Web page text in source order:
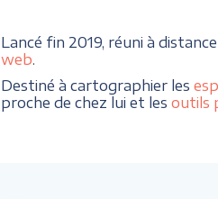
Lancé fin 2019, réuni à
web.
Destiné à cartographier les
proche de chez lui et les outils